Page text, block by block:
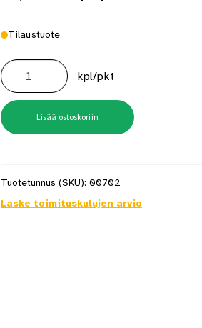
Tilaustuote
Kaapelipidike
Pro
Ems-
22
200kpl
määrä
kpl/pkt
Lisää ostoskoriin
Tuotetunnus (SKU): 00702
Laske toimituskulujen arvio